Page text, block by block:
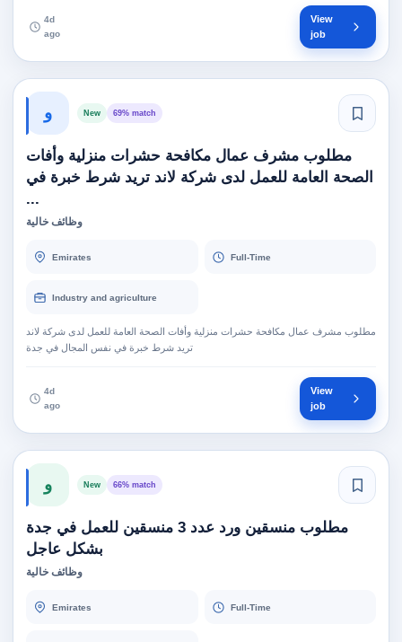
4d
ago
View
job
و New 69% match
مطلوب مشرف عمال مكافحة حشرات منزلية وأفات
الصحة العامة للعمل لدى شركة لاند تريد شرط خبرة في
...
وظائف خالية
Emirates Full-Time
Industry and agriculture
مطلوب مشرف عمال مكافحة حشرات منزلية وأفات الصحة العامة للعمل لدى شركة لاند
تريد شرط خبرة في نفس المجال في جدة
4d
ago
View
job
و New 66% match
مطلوب منسقين ورد عدد 3 منسقين للعمل في جدة
بشكل عاجل
وظائف خالية
Emirates Full-Time